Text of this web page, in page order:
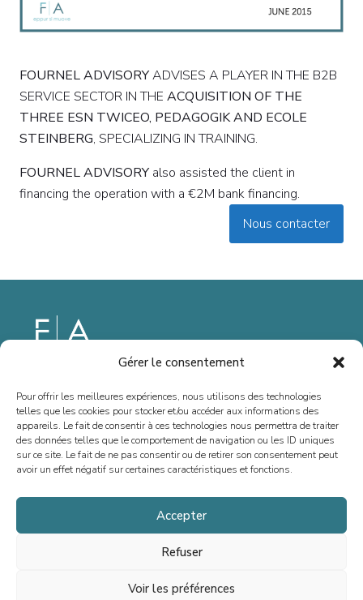
Gérer le consentement
Pour offrir les meilleures expériences, nous utilisons des technologies
telles que les cookies pour stocker et/ou accéder aux informations des
appareils. Le fait de consentir à ces technologies nous permettra de traiter
des données telles que le comportement de navigation ou les ID uniques
sur ce site. Le fait de ne pas consentir ou de retirer son consentement peut
avoir un effet négatif sur certaines caractéristiques et fonctions.
Accepter
Refuser
Voir les préférences
FOURNEL ADVISORYADVISES A PLAYER IN THE B2B
SERVICE SECTOR IN THEACQUISITION OF THE
THREE ESN TWICEO, PEDAGOGIK AND ECOLE
STEINBERG, SPECIALIZING IN TRAINING.
FOURNEL ADVISORYalso assisted the client in
financing the operation with a €2M bank financing.
Nous contacter
acquisitions, levées de fonds et situations spéciales, en France et à
l’international. Notre vocation est d’accompagner la croissance des
dirigeant(e)s, entrepreneurs, PME et ETI, en offrant un conseil sur
mesure.
Accueil